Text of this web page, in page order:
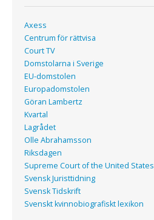
Axess
Centrum för rättvisa
Court TV
Domstolarna i Sverige
EU-domstolen
Europadomstolen
Göran Lambertz
Kvartal
Lagrådet
Olle Abrahamsson
Riksdagen
Supreme Court of the United States
Svensk Juristtidning
Svensk Tidskrift
Svenskt kvinnobiografiskt lexikon